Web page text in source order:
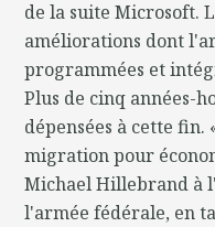
de la suite Microsoft.
améliorations dont
programmées et
Plus de cinq années-
dépensées à cette fin.
migration pour
Michael Hillebrand à
l'armée fédérale, en